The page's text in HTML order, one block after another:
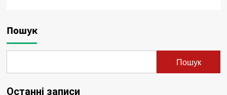
Пошук
Пошук
Останні записи